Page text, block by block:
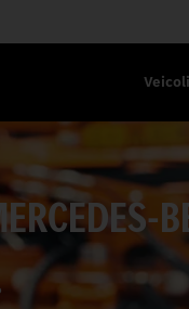
Veicoli